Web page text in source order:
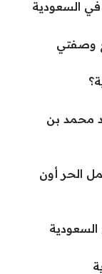
السعودية
وصفتي
محمد بن
الحر أون